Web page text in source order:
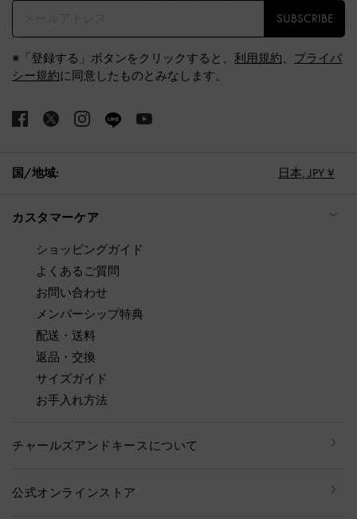
SUBSCRIBE
※「登録する」ボタンをクリックすると、 利用規約、 プライバ
シー規約に同意したものとみなします。
国/地域: 日本, JPY ¥
カスタマーケア
ショッピングガイド
よくあるご質問
お問い合わせ
メンバーシップ特典
配送・送料
返品・交換
サイズガイド
お手入れ方法
チャールズアンドキースについて
公式オンラインストア